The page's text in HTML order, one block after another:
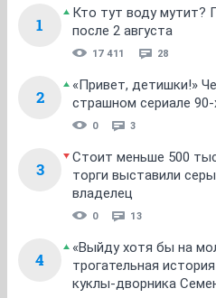
1
Кто тут воду мутит?
после 2 августа
17 411 28
2
«Привет, детишки!»
страшном сериале 90-
0 3
3
Стоит меньше 500
торги выставили
владелец
0 13
4
«Выйду хотя бы на
трогательная
куклы-дворника